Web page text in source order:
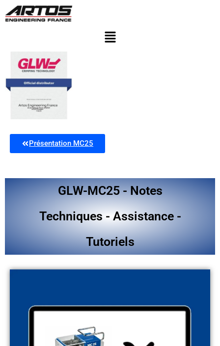
Présentation MC25
GLW-MC25 - Notes
Techniques - Assistance -
Tutoriels